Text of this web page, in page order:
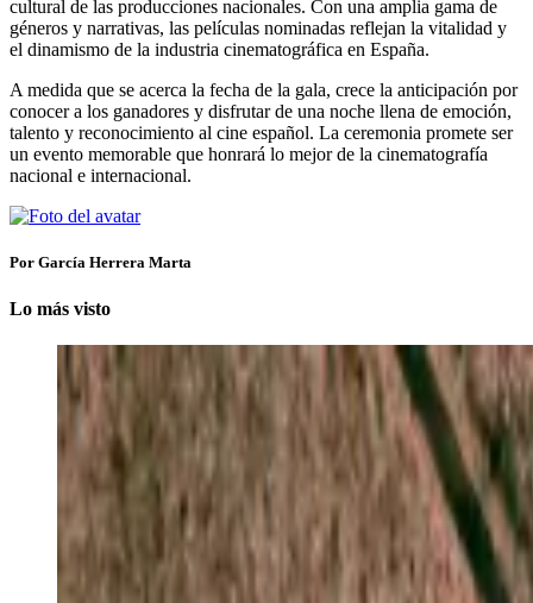
cultural de las producciones nacionales. Con una amplia gama de
géneros y narrativas, las películas nominadas reflejan la vitalidad y
el dinamismo de la industria cinematográfica en España.
A medida que se acerca la fecha de la gala, crece la anticipación por
conocer a los ganadores y disfrutar de una noche llena de emoción,
talento y reconocimiento al cine español. La ceremonia promete ser
un evento memorable que honrará lo mejor de la cinematografía
nacional e internacional.
Por García Herrera Marta
Lo más visto